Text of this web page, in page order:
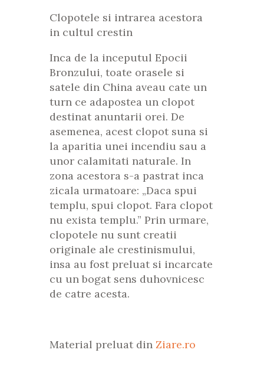
Clopotele si intrarea acestora
in cultul crestin
Inca de la inceputul Epocii
Bronzului, toate orasele si
satele din China aveau cate un
turn ce adapostea un clopot
destinat anuntarii orei. De
asemenea, acest clopot suna si
la aparitia unei incendiu sau a
unor calamitati naturale. In
zona acestora s-a pastrat inca
zicala urmatoare: „Daca spui
templu, spui clopot. Fara clopot
nu exista templu.” Prin urmare,
clopotele nu sunt creatii
originale ale crestinismului,
insa au fost preluat si incarcate
cu un bogat sens duhovnicesc
de catre acesta.
Material preluat din Ziare.ro